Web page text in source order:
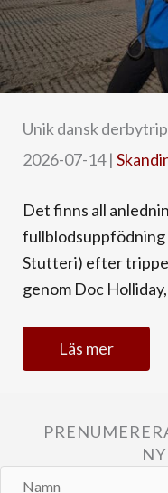
Unik dansk
2026-07-14|
Det finns all
Stutteri) efter
genom Doc
Läs mer
Namn